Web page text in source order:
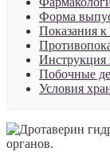
Форма
Показания
Инструкция
Побочные
Условия
органов.